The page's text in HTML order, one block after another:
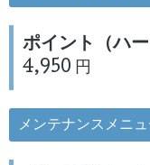
ポイント（ハ
4,950 円
メンテナンスメニ